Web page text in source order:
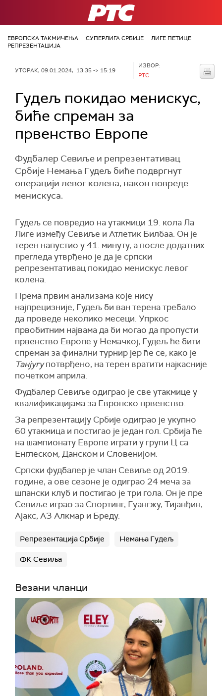
РТС
ЕВРОПСКА ТАКМИЧЕЊА СУПЕРЛИГА СРБИЈЕ
ЛИГЕ ПЕТИЦЕ
РЕПРЕЗЕНТАЦИЈА
УТОРАК, 09.01.2024, 13:35 -> 15:19
ИЗВОР:
РТС
Гудељ покидао менискус,
биће спреман за
првенство Европе
Фудбалер Севиље и репрезентативац
Србије Немања Гудељ биће подвргнут
операцији левог колена, након повреде
менискуса.
Гудељ се повредио на утакмици 19. кола Ла
Лиге између Севиље и Атлетик Билбаа. Он је
терен напустио у 41. минуту, а после додатних
прегледа утврђено је да је српски
репрезентативац покидао менискус левог
колена.
Према првим анализама које нису
најпрецизније, Гудељ би ван терена требало
да проведе неколико месеци. Упркос
првобитним највама да би могао да пропусти
првенство Европе у Немачкој, Гудељ ће бити
спреман за финални турнир јер ће се, како је
Танјугупотврђено, на терен вратити најкасније
почетком априла.
Фудбалер Севиље одиграо је све утакмице у
квалификацијама за Европско првенство.
За репрезентацију Србије одиграо је укупно
60 утакмица и постигао је један гол. Србија ће
на шампионату Европе играти у групи Ц са
Енглеском, Данском и Словенијом.
Српски фудбалер је члан Севиље од 2019.
године, а ове сезоне је одиграо 24 меча за
шпански клуб и постигао је три гола. Он је пре
Севиље играо за Спортинг, Гуангжу, Тијанђин,
Ајакс, АЗ Алкмар и Бреду.
Репрезентација Србије Немања Гудељ
ФК Севиља
Везани чланци